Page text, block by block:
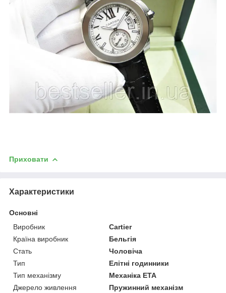
Приховати
Характеристики
Основні
Виробник
Cartier
Країна виробник
Бельгія
Стать
Чоловіча
Тип
Елітні годинники
Тип механізму
Механіка ETA
Джерело живлення
Пружинний механізм